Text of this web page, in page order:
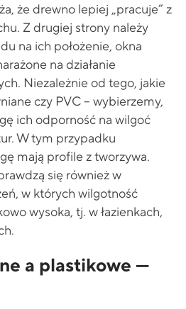
że drewno lepiej „pracuje” z
Z drugiej strony należy
na ich położenie, okna
na działanie
Niezależnie od tego, jakie
czy PVC – wybierzemy,
ich odporność na wilgoć
W tym przypadku
mają profile z tworzywa.
się również w
w których wilgotność
wysoka, tj. w łazienkach,
a plastikowe —